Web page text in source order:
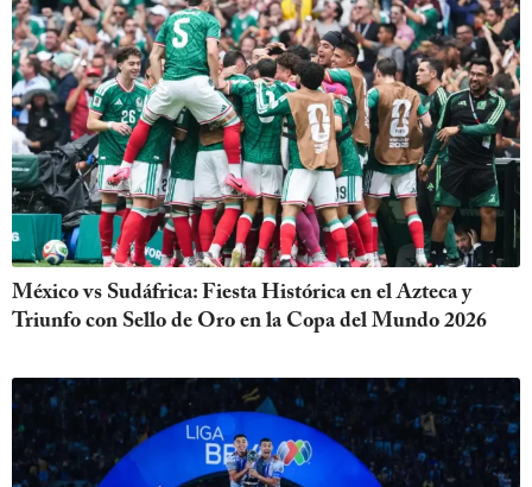
México vs Sudáfrica: Fiesta Histórica en el Azteca y
Triunfo con Sello de Oro en la Copa del Mundo 2026